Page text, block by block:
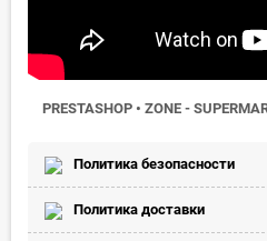
PRESTASHOP • ZONE -
Политика безопасности
Политика доставки